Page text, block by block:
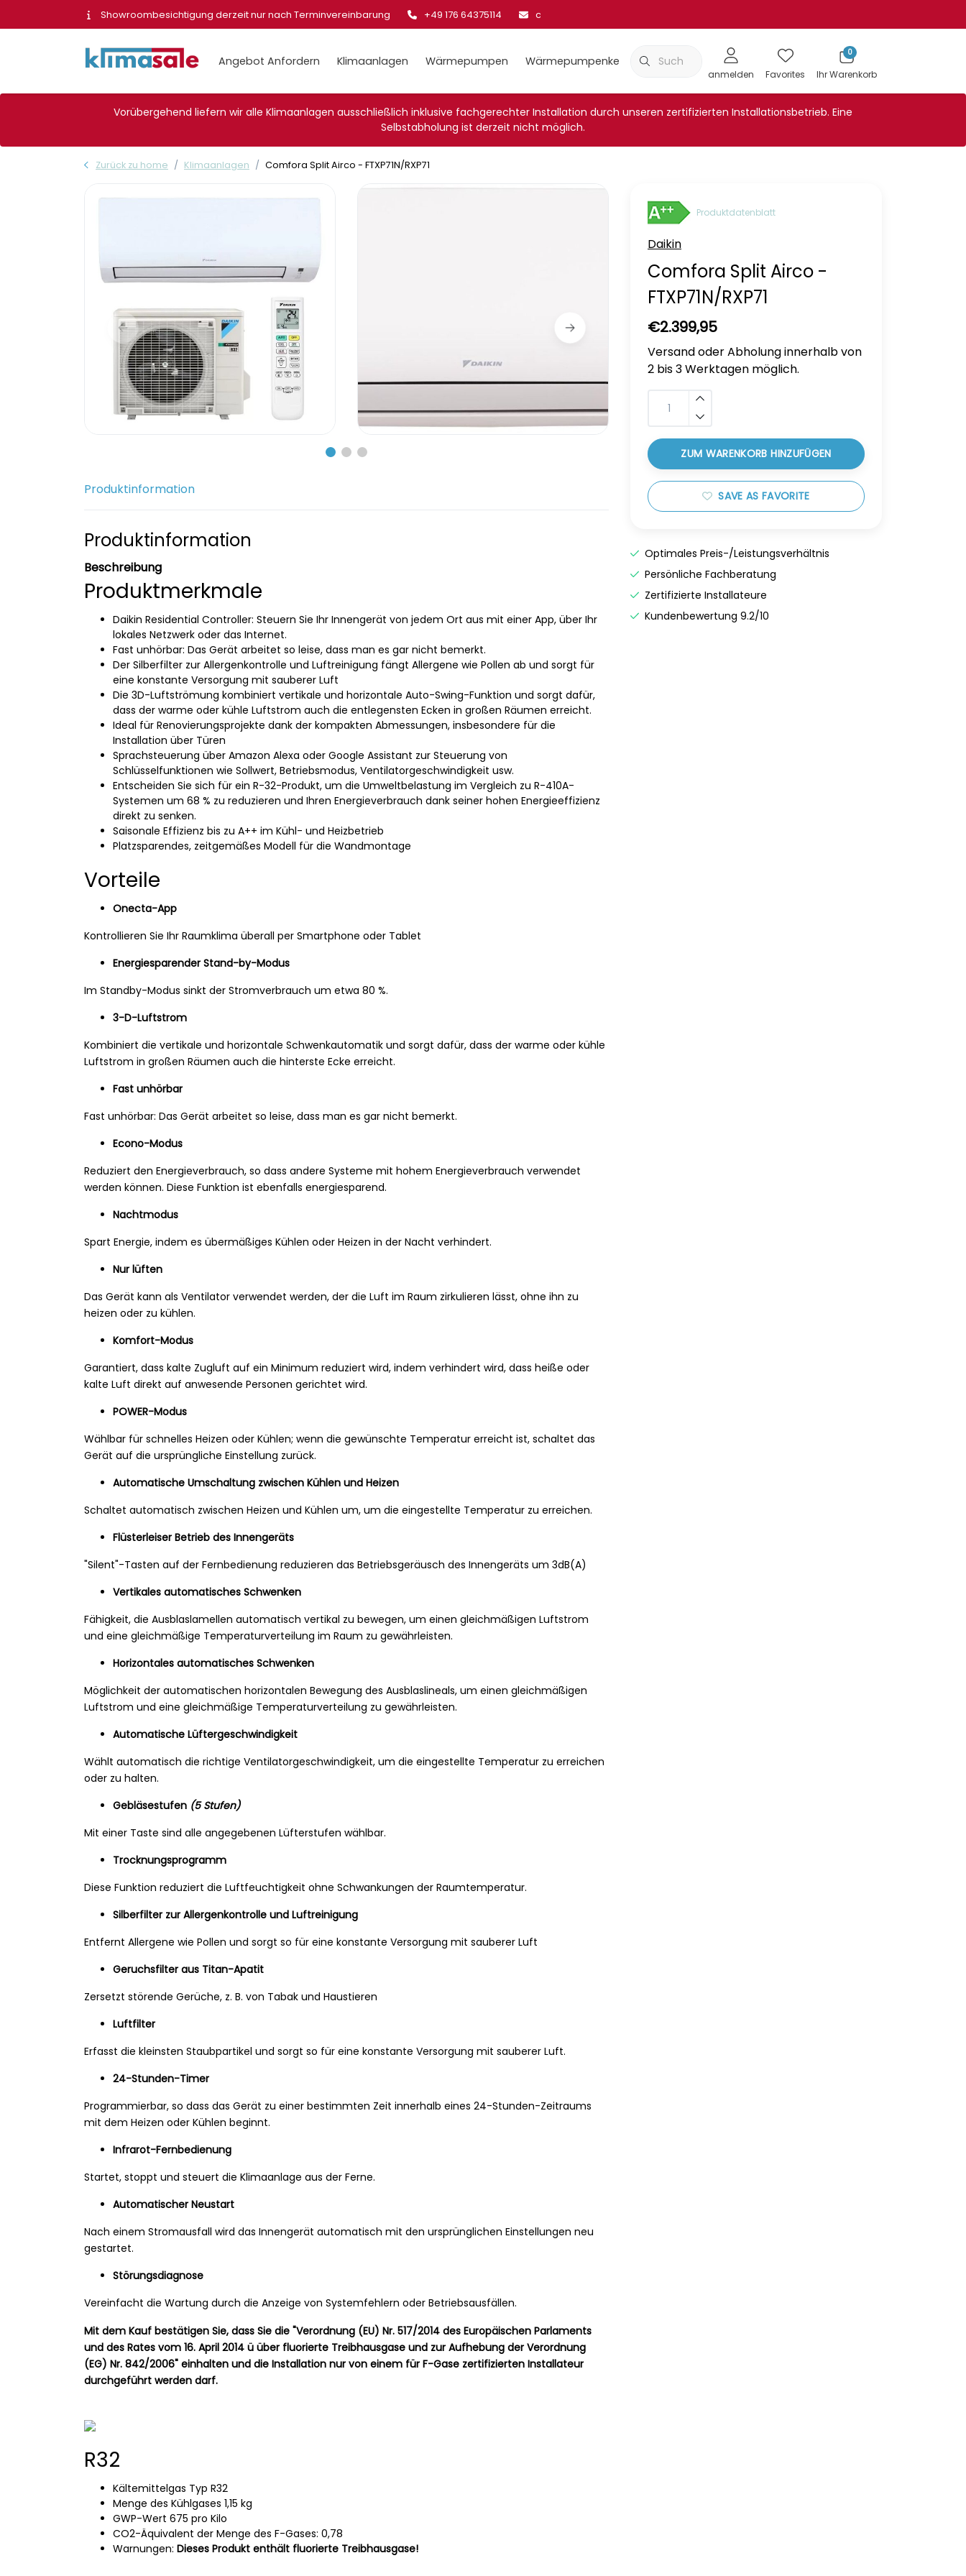
Showroombesichtigung derzeit nur nach Terminvereinbarung +49 176 64375114 cool@klima-sale.de
Angebot Anfordern Klimaanlagen Wärmepumpen Wärmepumpenkessel Klimaanlagenabdeckung Showroom
anmelden Favorites
0
Ihr Warenkorb
Vorübergehend liefern wir alle Klimaanlagen ausschließlich inklusive fachgerechter Installation durch unseren zertifizierten Installationsbetrieb. Eine
Selbstabholung ist derzeit nicht möglich.
Zurück zu home Klimaanlagen Comfora Split Airco - FTXP71N/RXP71
Produktdatenblatt
Daikin
Comfora Split Airco -
FTXP71N/RXP71
€2.399,95
Versand oder Abholung innerhalb von
2 bis 3 Werktagen möglich.
ZUM WARENKORB HINZUFÜGEN
SAVE AS FAVORITE
Optimales Preis-/Leistungsverhältnis
Persönliche Fachberatung
Zertifizierte Installateure
Kundenbewertung 9.2/10
Produktinformation
Produktinformation
Beschreibung
Produktmerkmale
Daikin Residential Controller: Steuern Sie Ihr Innengerät von jedem Ort aus mit einer App, über Ihr
lokales Netzwerk oder das Internet.
Fast unhörbar: Das Gerät arbeitet so leise, dass man es gar nicht bemerkt.
Der Silberfilter zur Allergenkontrolle und Luftreinigung fängt Allergene wie Pollen ab und sorgt für
eine konstante Versorgung mit sauberer Luft
Die 3D-Luftströmung kombiniert vertikale und horizontale Auto-Swing-Funktion und sorgt dafür,
dass der warme oder kühle Luftstrom auch die entlegensten Ecken in großen Räumen erreicht.
Ideal für Renovierungsprojekte dank der kompakten Abmessungen, insbesondere für die
Installation über Türen
Sprachsteuerung über Amazon Alexa oder Google Assistant zur Steuerung von
Schlüsselfunktionen wie Sollwert, Betriebsmodus, Ventilatorgeschwindigkeit usw.
Entscheiden Sie sich für ein R-32-Produkt, um die Umweltbelastung im Vergleich zu R-410A-
Systemen um 68 % zu reduzieren und Ihren Energieverbrauch dank seiner hohen Energieeffizienz
direkt zu senken.
Saisonale Effizienz bis zu A++ im Kühl- und Heizbetrieb
Platzsparendes, zeitgemäßes Modell für die Wandmontage
Vorteile
Onecta-App
Kontrollieren Sie Ihr Raumklima überall per Smartphone oder Tablet
Energiesparender Stand-by-Modus
Im Standby-Modus sinkt der Stromverbrauch um etwa 80 %.
3-D-Luftstrom
Kombiniert die vertikale und horizontale Schwenkautomatik und sorgt dafür, dass der warme oder kühle
Luftstrom in großen Räumen auch die hinterste Ecke erreicht.
Fast unhörbar
Fast unhörbar: Das Gerät arbeitet so leise, dass man es gar nicht bemerkt.
Econo-Modus
Reduziert den Energieverbrauch, so dass andere Systeme mit hohem Energieverbrauch verwendet
werden können. Diese Funktion ist ebenfalls energiesparend.
Nachtmodus
Spart Energie, indem es übermäßiges Kühlen oder Heizen in der Nacht verhindert.
Nur lüften
Das Gerät kann als Ventilator verwendet werden, der die Luft im Raum zirkulieren lässt, ohne ihn zu
heizen oder zu kühlen.
Komfort-Modus
Garantiert, dass kalte Zugluft auf ein Minimum reduziert wird, indem verhindert wird, dass heiße oder
kalte Luft direkt auf anwesende Personen gerichtet wird.
POWER-Modus
Wählbar für schnelles Heizen oder Kühlen; wenn die gewünschte Temperatur erreicht ist, schaltet das
Gerät auf die ursprüngliche Einstellung zurück.
Automatische Umschaltung zwischen Kühlen und Heizen
Schaltet automatisch zwischen Heizen und Kühlen um, um die eingestellte Temperatur zu erreichen.
Flüsterleiser Betrieb des Innengeräts
"Silent"-Tasten auf der Fernbedienung reduzieren das Betriebsgeräusch des Innengeräts um 3dB(A)
Vertikales automatisches Schwenken
Fähigkeit, die Ausblaslamellen automatisch vertikal zu bewegen, um einen gleichmäßigen Luftstrom
und eine gleichmäßige Temperaturverteilung im Raum zu gewährleisten.
Horizontales automatisches Schwenken
Möglichkeit der automatischen horizontalen Bewegung des Ausblaslineals, um einen gleichmäßigen
Luftstrom und eine gleichmäßige Temperaturverteilung zu gewährleisten.
Automatische Lüftergeschwindigkeit
Wählt automatisch die richtige Ventilatorgeschwindigkeit, um die eingestellte Temperatur zu erreichen
oder zu halten.
Gebläsestufen (5 Stufen)
Mit einer Taste sind alle angegebenen Lüfterstufen wählbar.
Trocknungsprogramm
Diese Funktion reduziert die Luftfeuchtigkeit ohne Schwankungen der Raumtemperatur.
Silberfilter zur Allergenkontrolle und Luftreinigung
Entfernt Allergene wie Pollen und sorgt so für eine konstante Versorgung mit sauberer Luft
Geruchsfilter aus Titan-Apatit
Zersetzt störende Gerüche, z. B. von Tabak und Haustieren
Luftfilter
Erfasst die kleinsten Staubpartikel und sorgt so für eine konstante Versorgung mit sauberer Luft.
24-Stunden-Timer
Programmierbar, so dass das Gerät zu einer bestimmten Zeit innerhalb eines 24-Stunden-Zeitraums
mit dem Heizen oder Kühlen beginnt.
Infrarot-Fernbedienung
Startet, stoppt und steuert die Klimaanlage aus der Ferne.
Automatischer Neustart
Nach einem Stromausfall wird das Innengerät automatisch mit den ursprünglichen Einstellungen neu
gestartet.
Störungsdiagnose
Vereinfacht die Wartung durch die Anzeige von Systemfehlern oder Betriebsausfällen.
Mit dem Kauf bestätigen Sie, dass Sie die "Verordnung (EU) Nr. 517/2014 des Europäischen Parlaments
und des Rates vom 16. April 2014 ü über fluorierte Treibhausgase und zur Aufhebung der Verordnung
(EG) Nr. 842/2006" einhalten und die Installation nur von einem für F-Gase zertifizierten Installateur
durchgeführt werden darf.
R32
Kältemittelgas Typ R32
Menge des Kühlgases 1,15 kg
GWP-Wert 675 pro Kilo
CO2-Äquivalent der Menge des F-Gases: 0,78
Warnungen: Dieses Produkt enthält fluorierte Treibhausgase!